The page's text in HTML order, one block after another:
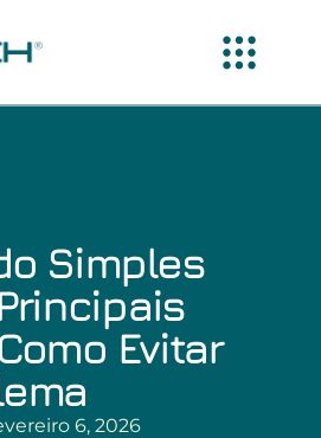
Simples
Evitar
6, 2026